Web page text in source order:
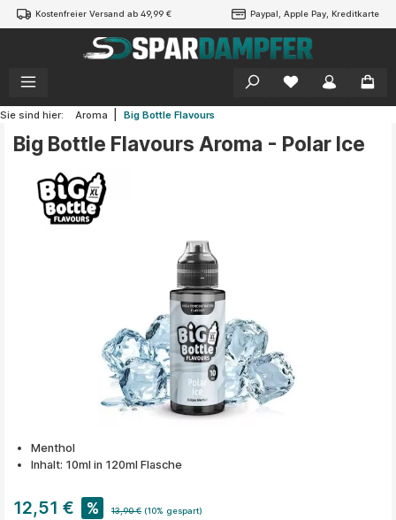
springen
Kostenfreier Versand ab 49,99 € Paypal, Apple Pay, Kreditkarte
Sie sind hier: Aroma Big Bottle Flavours
Big Bottle Flavours Aroma - Polar Ice
Menthol
Inhalt: 10ml in 120ml Flasche
12,51 € % 13,90 € (10% gespart)